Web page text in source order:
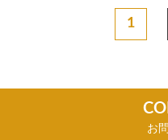
1
お